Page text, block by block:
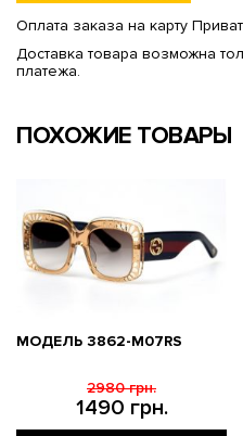
Оплата заказа на карту
Доставка товара возможна
платежа.
ПОХОЖИЕ ТОВАРЫ
МОДЕЛЬ 3862-M07RS
1490 грн.
2980 грн.